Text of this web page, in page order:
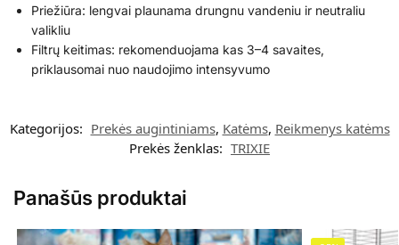
Priežiūra: lengvai plaunama drungnu vandeniu ir neutraliu
valikliu
Filtrų keitimas: rekomenduojama kas 3–4 savaites,
priklausomai nuo naudojimo intensyvumo
Kategorijos: Prekės augintiniams, Katėms, Reikmenys katėms
Prekės ženklas: TRIXIE
Panašūs produktai